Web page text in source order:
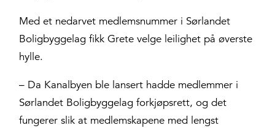
Med et nedarvet medlemsnummer i Sørlandet
Boligbyggelag fikk Grete velge leilighet på øverste
hylle.
– Da Kanalbyen ble lansert hadde medlemmer i
Sørlandet Boligbyggelag forkjøpsrett, og det
fungerer slik at medlemskapene med lengst